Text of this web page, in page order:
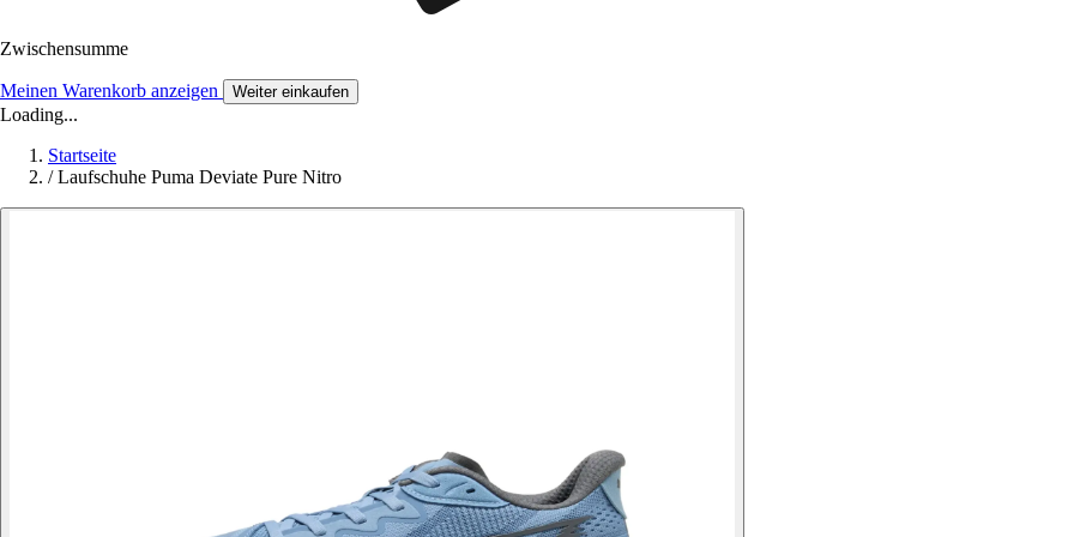
Zwischensumme
Meinen Warenkorb anzeigen Weiter einkaufen
Loading...
Startseite
/ Laufschuhe Puma Deviate Pure Nitro